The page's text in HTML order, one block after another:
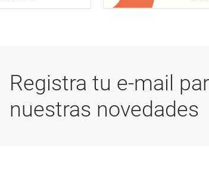
Registra tu e-mail
nuestras novedades